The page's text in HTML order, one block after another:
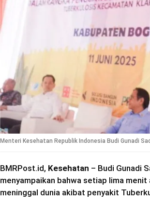
Menteri Kesehatan Republik Indonesia Budi Gunadi
BMRPost.id, Kesehatan – Budi Gunadi
menyampaikan bahwa setiap lima
meninggal dunia akibat penyakit